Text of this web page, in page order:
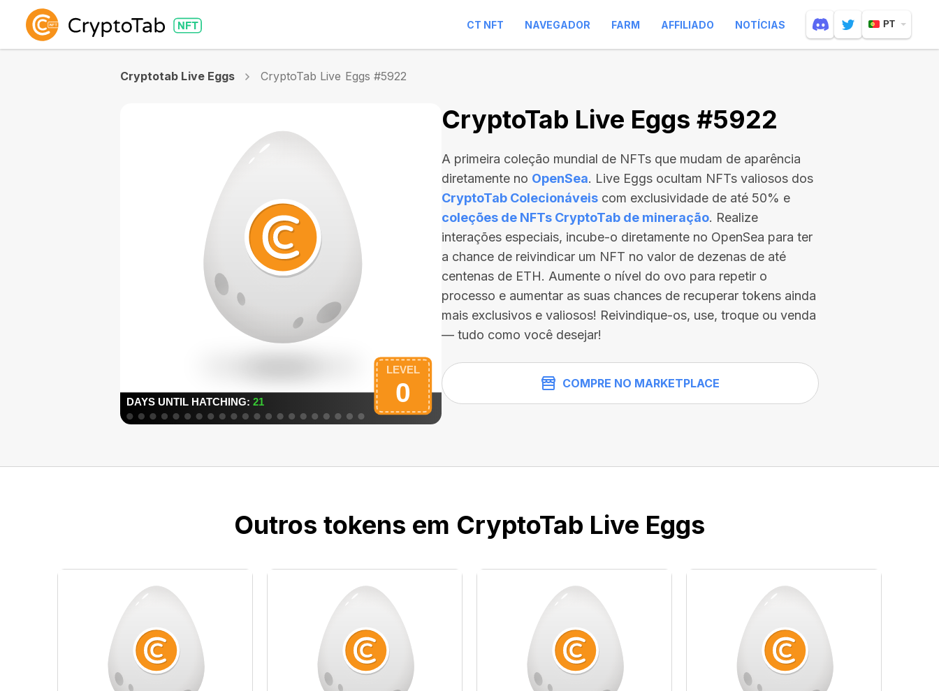
CT NFT NAVEGADOR FARM AFFILIADO NOTÍCIAS PT
Cryptotab Live Eggs CryptoTab Live Eggs #5922
CryptoTab Live Eggs #5922
A primeira coleção mundial de NFTs que mudam de aparência
diretamente no OpenSea. Live Eggs ocultam NFTs valiosos dos
CryptoTab Colecionáveis com exclusividade de até 50% e
coleções de NFTs CryptoTab de mineração. Realize
interações especiais, incube-o diretamente no OpenSea para ter
a chance de reivindicar um NFT no valor de dezenas de até
centenas de ETH. Aumente o nível do ovo para repetir o
processo e aumentar as suas chances de recuperar tokens ainda
mais exclusivos e valiosos! Reivindique-os, use, troque ou venda
— tudo como você desejar!
COMPRE NO MARKETPLACE
Outros tokens em CryptoTab Live Eggs